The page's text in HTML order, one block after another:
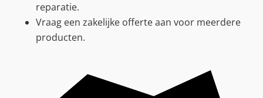
reparatie.
Vraag een zakelijke offerte aan voor meerdere
producten.